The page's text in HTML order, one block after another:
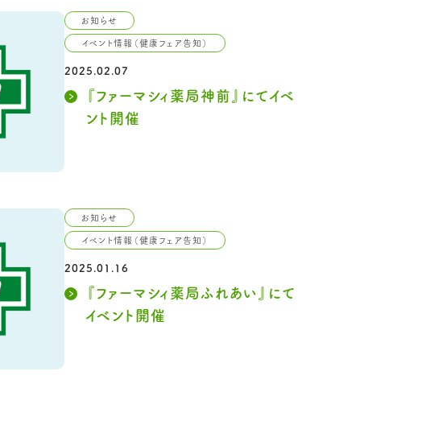
お知らせ
イベント情報（健康フェア告知）
2025.02.07
『ファーマシィ薬局神前』にてイベ
ント開催
お知らせ
イベント情報（健康フェア告知）
2025.01.16
『ファーマシィ薬局ふれあい』にて
イベント開催